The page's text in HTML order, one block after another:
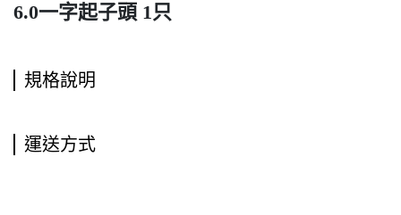
6.0一字起子頭 1只
規格說明
運送方式